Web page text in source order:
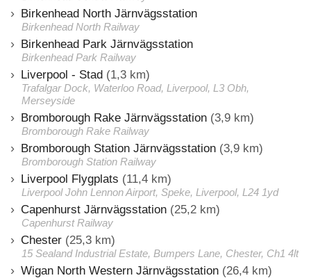
Birkenhead North Järnvägsstation
Birkenhead North Railway
Birkenhead Park Järnvägsstation
Birkenhead Park Railway
Liverpool - Stad (1,3 km)
Trafalgar Dock, Waterloo Road, Liverpool, L3 Obh,
Merseyside
Bromborough Rake Järnvägsstation (3,9 km)
Bromborough Rake Railway
Bromborough Station Järnvägsstation (3,9 km)
Bromborough Station Railway
Liverpool Flygplats (11,4 km)
Liverpool John Lennon Airport, Speke, Liverpool, L24 1yd
Capenhurst Järnvägsstation (25,2 km)
Capenhurst Railway
Chester (25,3 km)
15 Sealand Industrial Estate, Bumpers Lane, Chester, Ch1 4lt
Wigan North Western Järnvägsstation (26,4 km)